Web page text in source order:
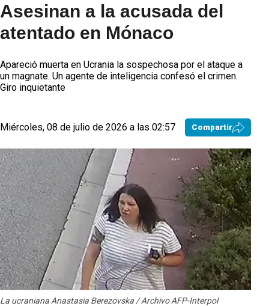
Asesinan a la acusada del
atentado en Mónaco
Apareció muerta en Ucrania la sospechosa por el ataque a
un magnate. Un agente de inteligencia confesó el crimen.
Giro inquietante
Miércoles, 08 de julio de 2026 a las 02:57 Compartir
La ucraniana Anastasia Berezovska / Archivo AFP-Interpol